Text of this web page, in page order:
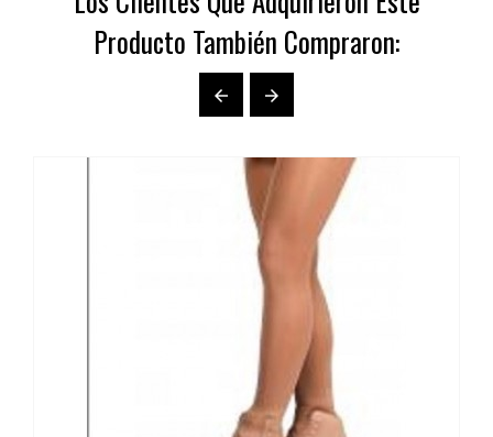
Producto También Compraron:
 